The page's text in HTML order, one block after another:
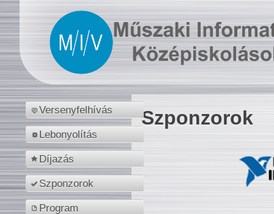
Versenyfelhívás
Lebonyolítás
Díjazás
Szponzorok
Program
Szponzorok